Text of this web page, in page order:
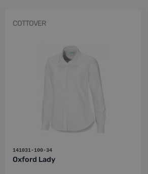
COTTOVER
141031-100-34
Oxford Lady